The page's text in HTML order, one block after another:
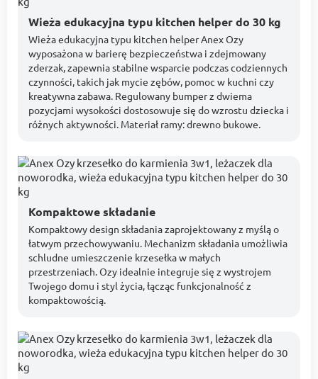
Wieża edukacyjna typu kitchen helper do 30 kg
Wieża edukacyjna typu kitchen helper Anex Ozy
wyposażona w barierę bezpieczeństwa i zdejmowany
zderzak, zapewnia stabilne wsparcie podczas codziennych
czynności, takich jak mycie zębów, pomoc w kuchni czy
kreatywna zabawa. Regulowany bumper z dwiema
pozycjami wysokości dostosowuje się do wzrostu dziecka i
różnych aktywności. Materiał ramy: drewno bukowe.
Kompaktowe składanie
Kompaktowy design składania zaprojektowany z myślą o
łatwym przechowywaniu. Mechanizm składania umożliwia
schludne umieszczenie krzesełka w małych
przestrzeniach. Ozy idealnie integruje się z wystrojem
Twojego domu i styl życia, łącząc funkcjonalność z
kompaktowością.